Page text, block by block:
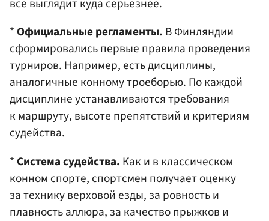
все выглядит куда серьезнее.
* Официальные регламенты. В Финляндии
сформировались первые правила проведения
турниров. Например, есть дисциплины,
аналогичные конному троеборью. По каждой
дисциплине устанавливаются требования
к маршруту, высоте препятствий и критериям
судейства.
* Система судейства. Как и в классическом
конном спорте, спортсмен получает оценку
за технику верховой езды, за ровность и
плавность аллюра, за качество прыжков и